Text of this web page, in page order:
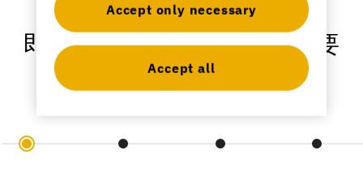
灯具制造商
即使在一切顺利的时候，也要
勇于颠覆我们的业务。
Accept only necessary
Accept all